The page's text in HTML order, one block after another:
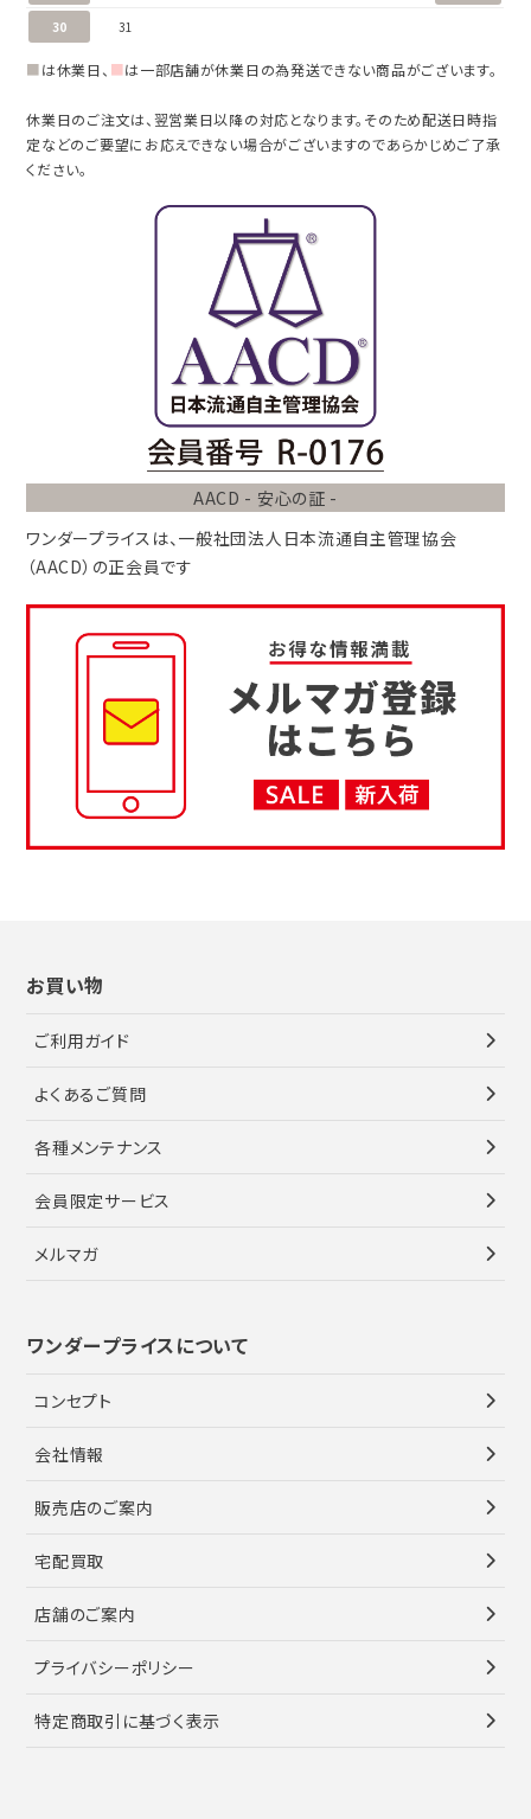
30 31
■は休業日、 ■は一部店舗が休業日の為発送できない商品がございます。
休業日のご注文は、翌営業日以降の対応となります。そのため配送日時指
定などのご要望にお応えできない場合がございますのであらかじめご了承
ください。
AACD - 安心の証 -
ワンダープライスは、 一般社団法人 日本流通自主管理協会
（AACD） の正会員です
お買い物
ご利用ガイド
よくあるご質問
各種メンテナンス
会員限定サービス
メルマガ
ワンダープライスについて
コンセプト
会社情報
販売店のご案内
宅配買取
店舗のご案内
プライバシーポリシー
特定商取引に基づく表示